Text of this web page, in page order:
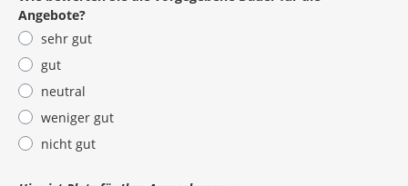
Angebote?
sehr gut
gut
neutral
weniger gut
nicht gut